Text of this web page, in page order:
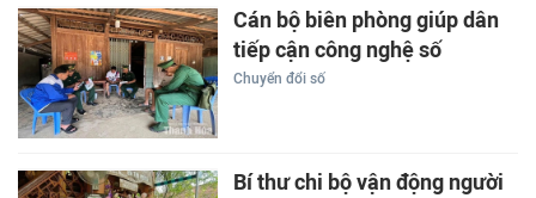
Cán bộ biên phòng giúp dân
tiếp cận công nghệ số
Chuyển đổi số
Bí thư chi bộ vận động người